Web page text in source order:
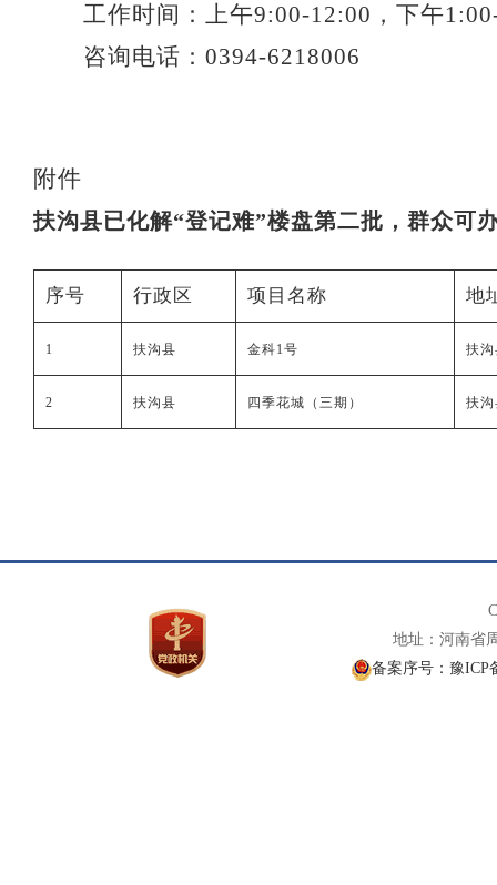
工作时间：上午9:00-12:00，下午
咨询电话： 0394-6218006
附件
扶沟县已化解“登记难”楼盘第二批，群众可
序号 行政区 项目名称 地
1 扶沟县 金科1号 扶
2 扶沟县 四季花城（三期） 扶
地址：河南省
备案序号：豫ICP